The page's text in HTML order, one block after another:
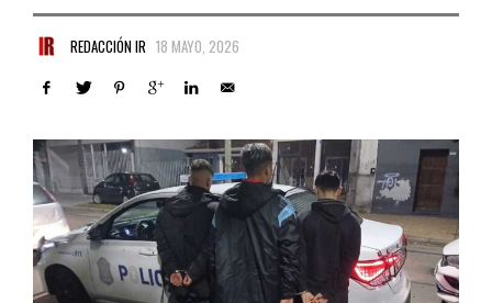
REDACCIÓN IR 18 MAYO, 2026